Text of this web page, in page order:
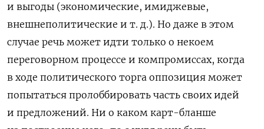
и выгоды (экономические, имиджевые,
внешнеполитические и т. д.). Но даже в этом
случае речь может идти только о некоем
переговорном процессе и компромиссах, когда
в ходе политического торга оппозиция может
попытаться пролоббировать часть своих идей
и предложений. Ни о каком карт-бланше